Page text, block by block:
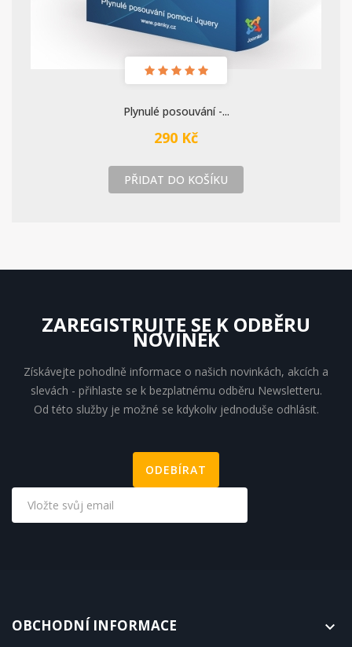
Plynulé posouvání -...
290 Kč
PŘIDAT DO KOŠÍKU
ZAREGISTRUJTE SE K ODBĚRU
NOVINEK
Získávejte pohodlně informace o našich novinkách, akcích a
slevách - přihlaste se k bezplatnému odběru Newsletteru.
Od této služby je možné se kdykoliv jednoduše odhlásit.
OBCHODNÍ INFORMACE 